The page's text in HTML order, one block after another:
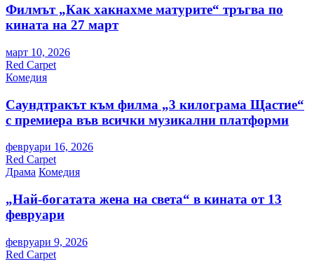
Филмът „Как хакнахме матурите“ тръгва по
кината на 27 март
март 10, 2026
Red Carpet
Комедия
Саундтракът към филма „3 килограма Щастие“
с премиера във всички музикални платформи
февруари 16, 2026
Red Carpet
Драма Комедия
„Най-богатата жена на света“ в кината от 13
февруари
февруари 9, 2026
Red Carpet